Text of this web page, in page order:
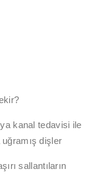
kanal tedavisi ile
dişler
sallantıların